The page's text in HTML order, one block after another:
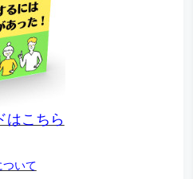
はこちら
いて